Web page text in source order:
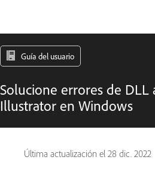
Guía del usuario
Solucione errores de DLL
Illustrator en Windows
Última actualización el 28 dic. 2022